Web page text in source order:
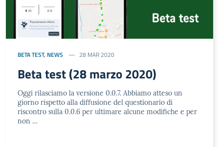
BETA TEST, NEWS 28 MAR 2020
Beta test (28 marzo 2020)
Oggi rilasciamo la versione 0.0.7. Abbiamo atteso un
giorno rispetto alla diffusione del questionario di
riscontro sulla 0.0.6 per ultimare alcune modifiche e per
non …